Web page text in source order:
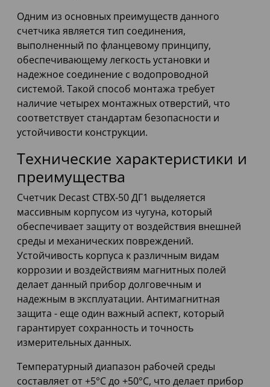
Одним из основных преимуществ данного
счетчика является тип соединения,
выполненный по фланцевому принципу,
обеспечивающему легкость установки и
надежное соединение с водопроводной
системой. Такой способ монтажа требует
наличие четырех монтажных отверстий, что
соответствует стандартам безопасности и
устойчивости конструкции.
Технические характеристики и
преимущества
Счетчик Decast СТВХ-50 ДГ1 выделяется
массивным корпусом из чугуна, который
обеспечивает защиту от воздействия внешней
среды и механических повреждений.
Устойчивость корпуса к различным видам
коррозии и воздействиям магнитных полей
делает данный прибор долговечным и
надежным в эксплуатации. Антимагнитная
защита - еще один важный аспект, который
гарантирует сохранность и точность
измерительных данных.
Температурный диапазон рабочей среды
составляет от +5°С до +50°С, что делает прибор